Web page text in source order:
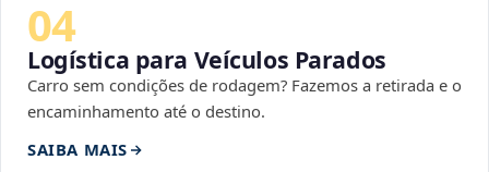
04
Logística para Veículos Parados
Carro sem condições de rodagem? Fazemos a retirada e o
encaminhamento até o destino.
SAIBA MAIS